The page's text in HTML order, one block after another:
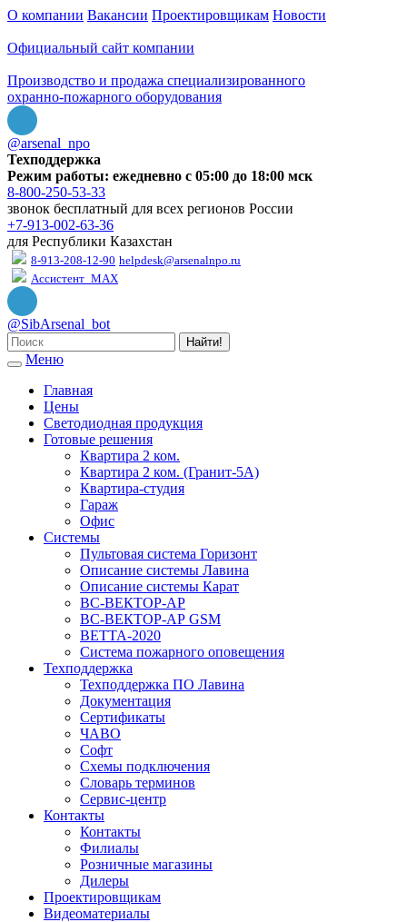
О компании Вакансии Проектировщикам Новости
Официальный сайт компании
Производство и продажа специализированного
охранно-пожарного оборудования
@arsenal_npo
Техподдержка
Режим работы: ежедневно с 05:00 до 18:00 мск
8-800-250-53-33
звонок бесплатный для всех регионов России
+7-913-002-63-36
для Республики Казахстан
8-913-208-12-90 helpdesk@arsenalnpo.ru
Ассистент_MAX
@SibArsenal_bot
Найти!
Меню
Главная
Цены
Светодиодная продукция
Готовые решения
Квартира 2 ком.
Квартира 2 ком. (Гранит-5А)
Квартира-студия
Гараж
Офис
Системы
Пультовая система Горизонт
Описание системы Лавина
Описание системы Карат
ВС-ВЕКТОР-АР
ВС-ВЕКТОР-АР GSM
ВЕТТА-2020
Система пожарного оповещения
Техподдержка
Техподдержка ПО Лавина
Документация
Сертификаты
ЧАВО
Софт
Схемы подключения
Словарь терминов
Сервис-центр
Контакты
Контакты
Филиалы
Розничные магазины
Дилеры
Проектировщикам
Видеоматериалы